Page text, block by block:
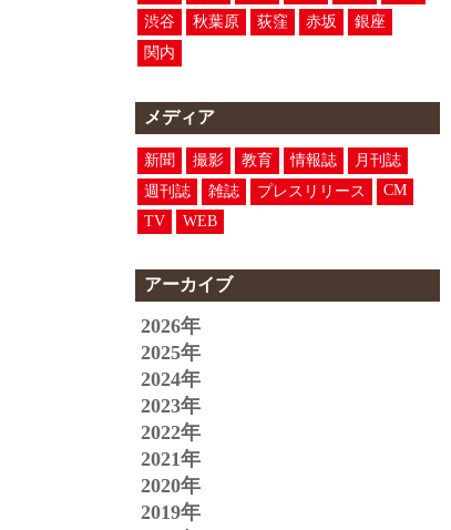
渋谷
秋葉原 荻窪 赤坂
銀座
関内
メディア
新聞 撮影 教育 情報誌
月刊誌
週刊誌
雑誌 プレスリリース
CM
TV
WEB
アーカイブ
2026年
2025年
2024年
2023年
2022年
2021年
2020年
2019年